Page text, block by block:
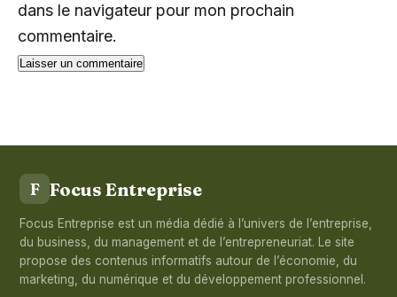
dans le navigateur pour mon prochain
commentaire.
F Focus Entreprise
Focus Entreprise est un média dédié à l’univers de l’entreprise,
du business, du management et de l’entrepreneuriat. Le site
propose des contenus informatifs autour de l’économie, du
marketing, du numérique et du développement professionnel.